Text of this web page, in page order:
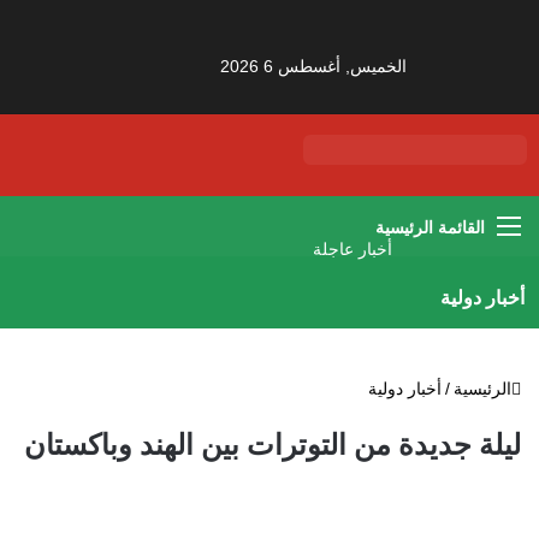
الخميس, أغسطس 6 2026
أخبار عاجلة
القائمة
أخبار دولية
الرئيسية / أخبار دولية
ليلة جديدة من التوترات بين الهند وباكستان